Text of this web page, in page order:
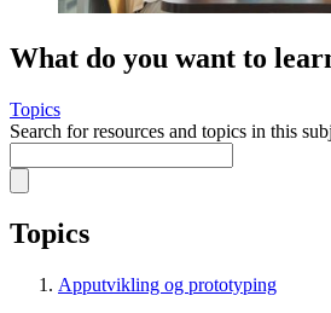
What do you want to
Topics
Search for resources and topics in this
Topics
Apputvikling og prototyping